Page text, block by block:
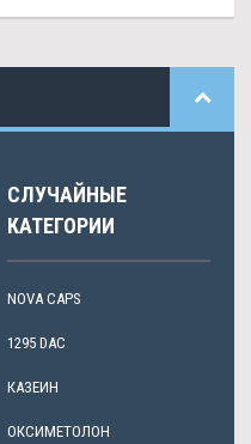
СЛУЧАЙНЫЕ
КАТЕГОРИИ
NOVA CAPS
1295 DAC
КАЗЕИН
ОКСИМЕТОЛОН